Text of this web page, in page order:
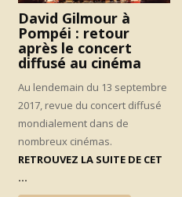
David Gilmour à
Pompéi : retour
après le concert
diffusé au cinéma
Au lendemain du 13 septembre
2017, revue du concert diffusé
mondialement dans de
nombreux cinémas.
RETROUVEZ LA SUITE DE CET
...